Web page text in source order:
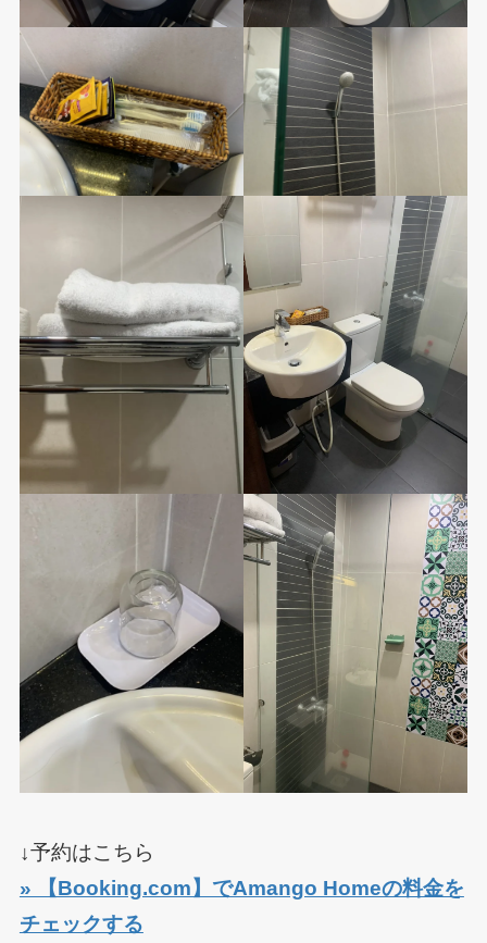
↓予約はこちら
» 【Booking.com】でAmango Homeの料金を
チェックする